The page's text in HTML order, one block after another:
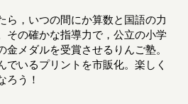
ら，いつの間にか算数と国語の力
その確かな指導力で，公立の小学
金メダルを受賞させるりんご塾。
でいるプリントを市販化。楽しく
ろう！